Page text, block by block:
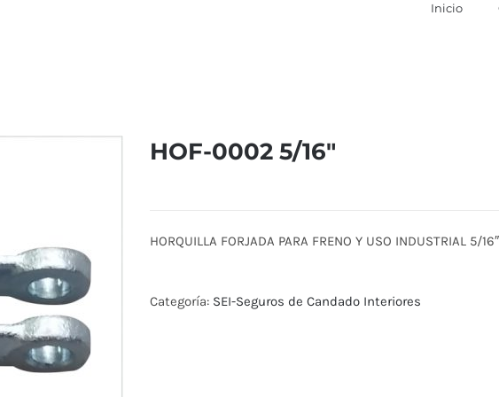
Inicio
HOF-0002 5/16″
HORQUILLA FORJADA PARA FRENO Y USO INDUSTRIAL 5/
Categoría: SEI-Seguros de Candado Interiores